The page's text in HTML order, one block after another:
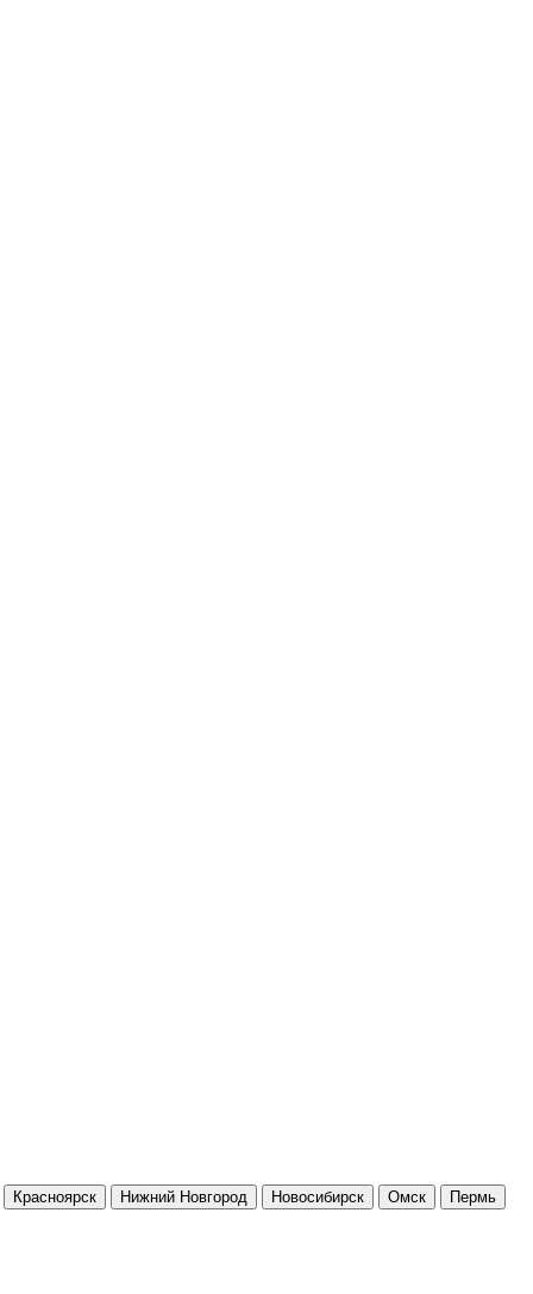
Красноярск Нижний Новгород Новосибирск Омск
Пермь